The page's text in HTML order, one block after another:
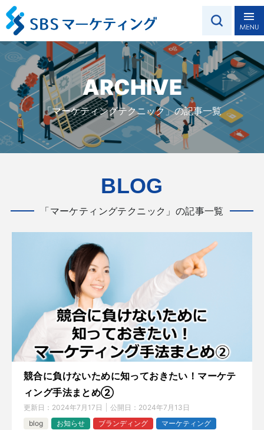
ARCHIVE
「マーケティングテクニック」の記事一覧
BLOG
「マーケティングテクニック」の記事一覧
競合に負けないために知っておきたい！マーケテ
ィング手法まとめ②
更新日： 2024年7月17日 公開日： 2024年7月13日
blog
お知らせ ブランディング
マーケティング